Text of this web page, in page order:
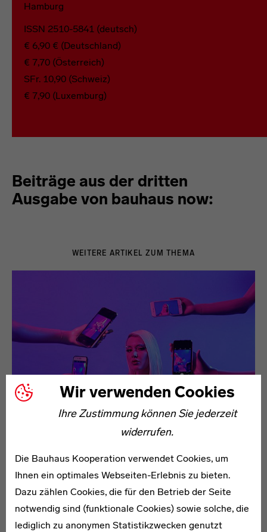
Wir verwenden Cookies
Ihre Zustimmung können Sie jederzeit
widerrufen.
Die Bauhaus Kooperation verwendet Cookies, um
Ihnen ein optimales Webseiten-Erlebnis zu bieten.
Dazu zählen Cookies, die für den Betrieb der Seite
notwendig sind (funktionale Cookies) sowie solche, die
lediglich zu anonymen Statistikzwecken genutzt
Hamburg
ISSN 2510-5841 (deutsch)
€ 6,90 € (Deutschland)
€ 7,70 (Österreich)
SFr. 10,90 (Schweiz)
€ 7,90 (Luxemburg)
Beiträge aus der dritten
Ausgabe von bauhaus now:
WEITERE ARTIKEL ZUM THEMA